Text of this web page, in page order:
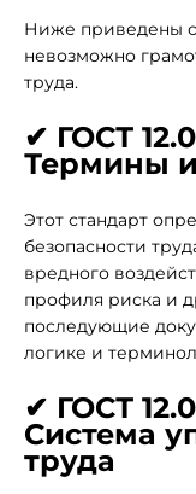
Ниже приведены
невозможно
труда.
✔ ГОСТ
Термины
Этот стандарт
безопасности
вредного
профиля риска и
последующие
логике и
✔ ГОСТ
Система
труда